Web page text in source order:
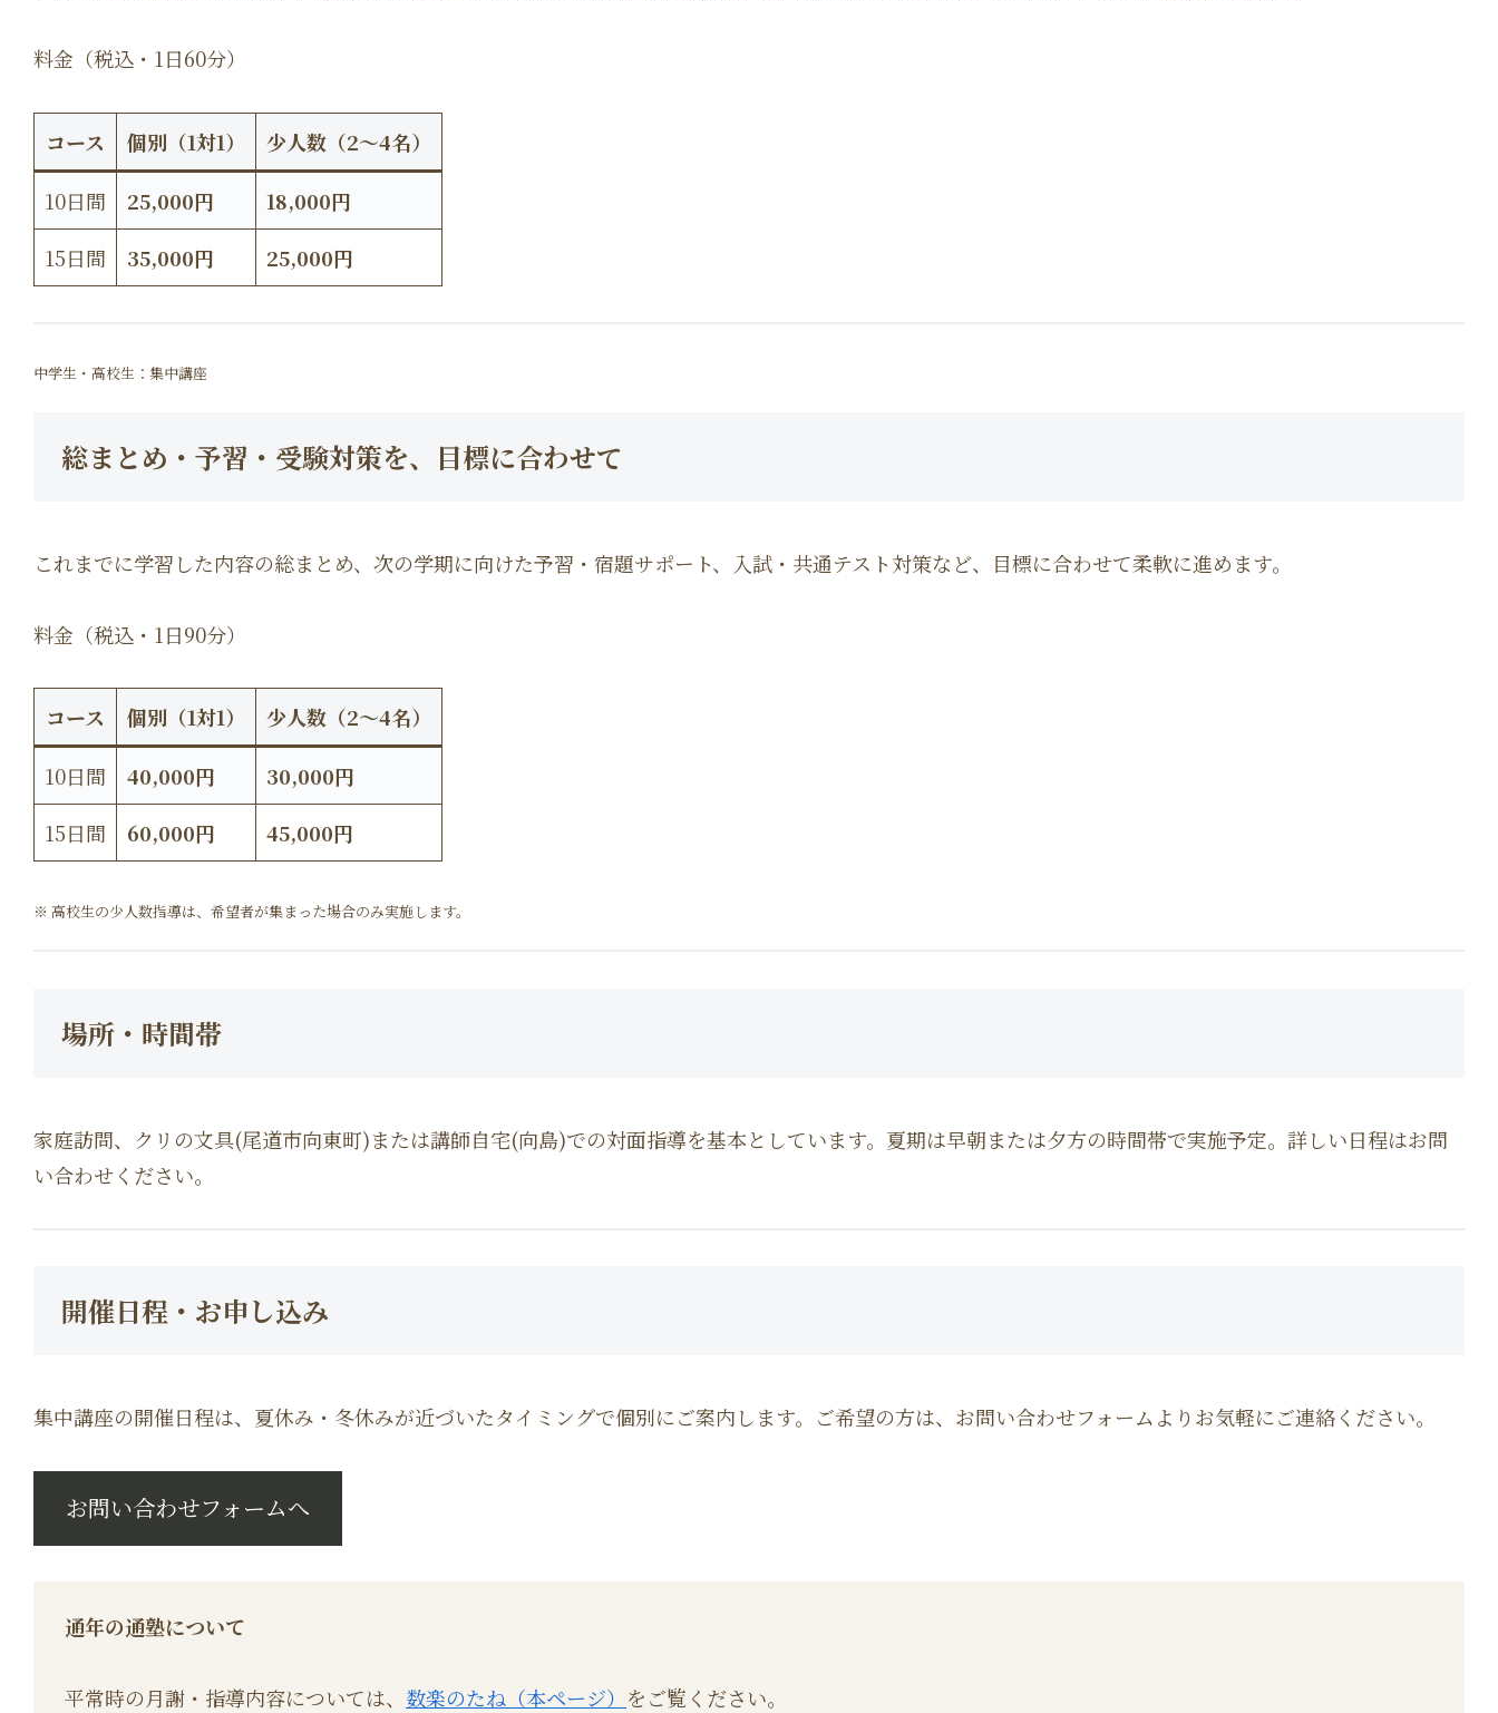
料金（税込・1日60分）
コース 個別（1対1） 少人数（2〜4名）
10日間 25,000円
18,000円
15日間
35,000円 25,000円
中学生・高校生：集中講座
総まとめ・予習・受験対策を、目標に合わせて
これまでに学習した内容の総まとめ、次の学期に向けた予習・宿題サポート、入試・共通テスト対策など、目標に合わせて柔軟に進めます。
料金（税込・1日90分）
コース 個別（1対1） 少人数（2〜4名）
10日間 40,000円
30,000円
15日間
60,000円 45,000円
※ 高校生の少人数指導は、希望者が集まった場合のみ実施します。
場所・時間帯
家庭訪問、クリの文具(尾道市向東町)または講師自宅(向島)での対面指導を基本としています。夏期は早朝または夕方の時間帯で実施予定。詳しい日程はお問
い合わせください。
開催日程・お申し込み
集中講座の開催日程は、夏休み・冬休みが近づいたタイミングで個別にご案内します。ご希望の方は、お問い合わせフォームよりお気軽にご連絡ください。
お問い合わせフォームへ
通年の通塾について
平常時の月謝・指導内容については、 数楽のたね（本ページ） をご覧ください。